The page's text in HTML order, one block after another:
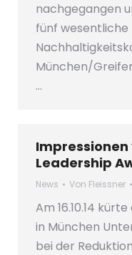
nachgegangen
fünf wesentliche
München/
…
Impressionen
Leadership
News Von Fleissner
Am 16.10.14
in München
bei der